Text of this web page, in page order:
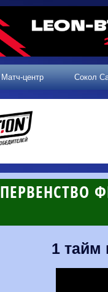
Матч-центр Сокол
ПЕРВЕНСТВО
1 тайм